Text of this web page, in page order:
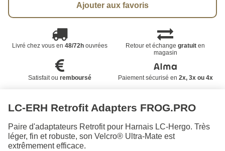
Ajouter aux favoris
Livré chez vous en 48/72houvrées Retour et échangegratuit en
magasin
Satisfait ou remboursé Paiement sécurisé en 2x, 3x ou 4x
LC-ERH Retrofit Adapters FROG.PRO
Paire d'adaptateurs Retrofit pour Harnais LC-Hergo. Très
léger, fin et robuste, son Velcro® Ultra-Mate est
extrêmement efficace.